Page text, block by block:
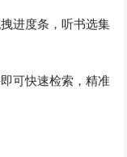
进度条，听书选集
可快速检索，精准